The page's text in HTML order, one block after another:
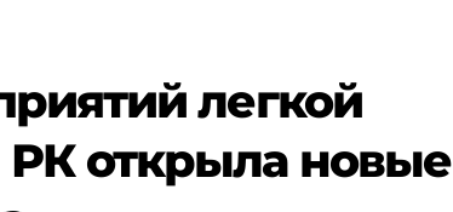
легкой
открыла новые